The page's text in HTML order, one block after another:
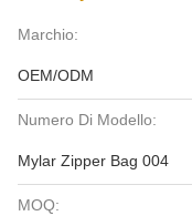
Marchio:
OEM/ODM
Numero Di Modello:
Mylar Zipper Bag 004
MOQ: